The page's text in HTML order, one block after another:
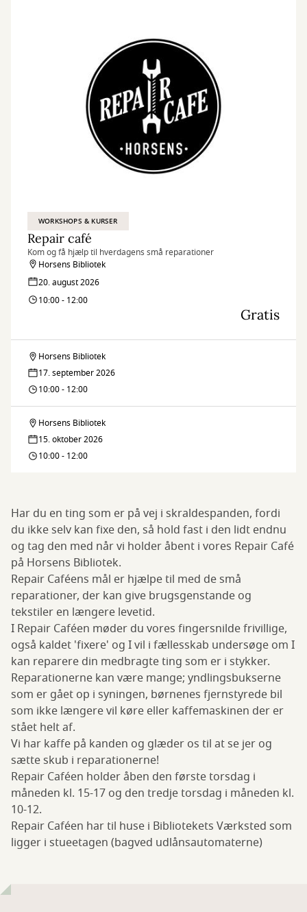
WORKSHOPS & KURSER
Repair café
Kom og få hjælp til hverdagens små reparationer
Horsens Bibliotek
20. august 2026
10:00 - 12:00
Gratis
Repair
café
Horsens Bibliotek
17. september 2026
10:00 - 12:00
Repair
café
Horsens Bibliotek
15. oktober 2026
10:00 - 12:00
Har du en ting som er på vej i skraldespanden, fordi
du ikke selv kan fixe den, så hold fast i den lidt endnu
og tag den med når vi holder åbent i vores Repair Café
på Horsens Bibliotek.
Repair Caféens mål er hjælpe til med de små
reparationer, der kan give brugsgenstande og
tekstiler en længere levetid.
I Repair Caféen møder du vores fingersnilde frivillige,
også kaldet 'fixere' og I vil i fællesskab undersøge om I
kan reparere din medbragte ting som er i stykker.
Reparationerne kan være mange; yndlingsbukserne
som er gået op i syningen, børnenes fjernstyrede bil
som ikke længere vil køre eller kaffemaskinen der er
stået helt af.
Vi har kaffe på kanden og glæder os til at se jer og
sætte skub i reparationerne!
Repair Caféen holder åben den første torsdag i
måneden kl. 15-17 og den tredje torsdag i måneden kl.
10-12.
Repair Caféen har til huse i Bibliotekets Værksted som
ligger i stueetagen (bagved udlånsautomaterne)